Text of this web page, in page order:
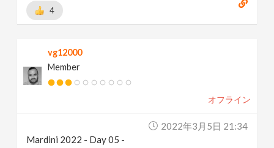
4
vg12000
Member
オフライン
2022年3月5日 21:34
Mardini 2022 - Day 05 -